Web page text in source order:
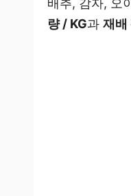
량 / KG과 재배